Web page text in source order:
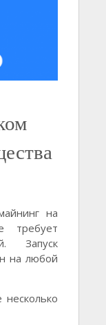
на
требует
Запуск
на любой